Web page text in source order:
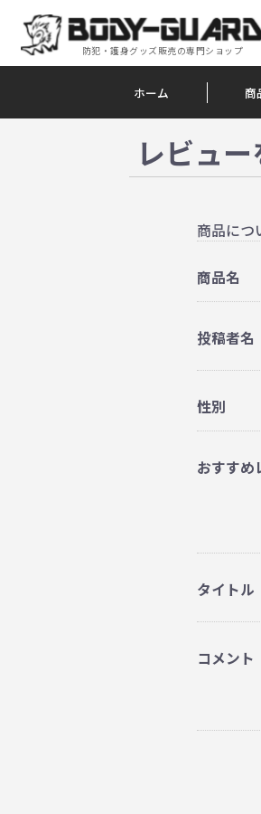
防犯・護身グッズ販売の専門ショップ
ホーム 商
レビュ
商品につ
商品名
投稿者名
性別
おすすめ
タイトル
コメント